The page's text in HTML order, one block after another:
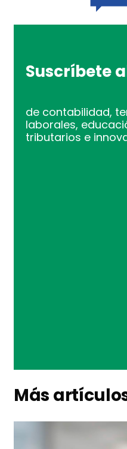
Suscríbete
de contabilidad,
laborales,
tributarios e
Más